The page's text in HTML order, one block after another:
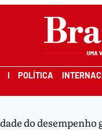
I POLÍTICA
do desempenho